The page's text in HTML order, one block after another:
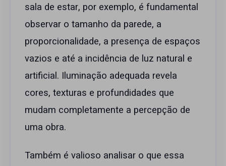
sala de estar, por exemplo, é fundamental
observar o tamanho da parede, a
proporcionalidade, a presença de espaços
vazios e até a incidência de luz natural e
artificial. Iluminação adequada revela
cores, texturas e profundidades que
mudam completamente a percepção de
uma obra.
Também é valioso analisar o que essa